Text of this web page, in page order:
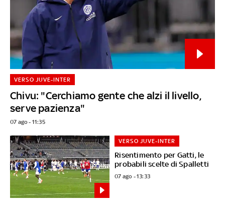
Chivu: "Cerchiamo gente che alzi il livello,
serve pazienza"
VERSO JUVE-INTER
07 ago - 11:35
Risentimento per Gatti, le
probabili scelte di Spalletti
VERSO JUVE-INTER
07 ago - 13:33